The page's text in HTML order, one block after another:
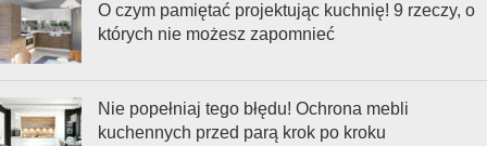
O czym pamiętać projektując kuchnię! 9 rzeczy, o
których nie możesz zapomnieć
Nie popełniaj tego błędu! Ochrona mebli
kuchennych przed parą krok po kroku